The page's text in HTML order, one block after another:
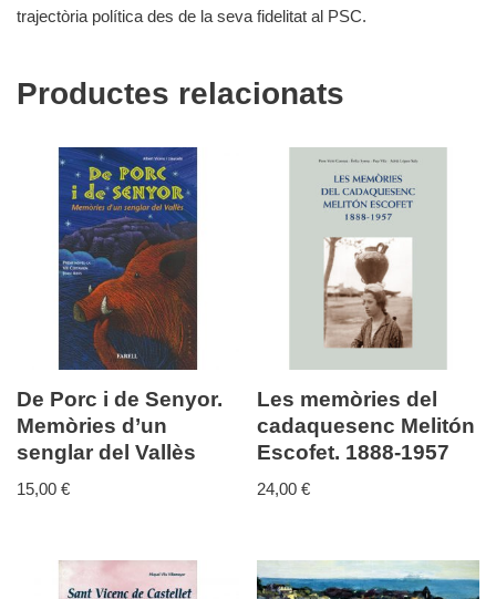
trajectòria política des de la seva fidelitat al PSC.
Productes relacionats
De Porc i de Senyor.
Memòries d’un
senglar del Vallès
15,00 €
Les memòries del
cadaquesenc Melitón
Escofet. 1888-1957
24,00€